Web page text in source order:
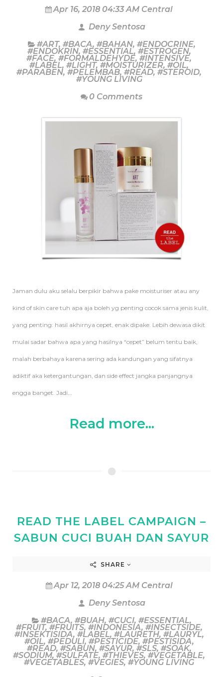
Apr 16, 2018 04:33 AM Central
Deny Sentosa
#ART, #BACA, #BAHAN, #ENDOCRINE,
#ENDOKRIN, #ESSENTIAL, #ESTROGEN,
#FACE, #FORMALDEHYDE, #INTENSIVE,
#LABEL, #LIGHT, #MOISTURIZER, #OIL,
#PARABEN, #PELEMBAB, #READ, #STEROID,
#YOUNG LIVING
0 Comments
Jaman dulu aku selalu berpikir bahwa pake moisturiser atau any
kind of skin care tuh apa aja boleh yg penting cocok sama jenis kulit,
yang penting: hasil akhirnya cepet, enak dipake. Lebih dewasa dikit
mulai sadar bahwa apa yang hasilnya “cepet” belum tentu baik,
malah berbahaya karena sering ada kandungan yang sifatnya
adiktif aka ketergantungan, dan side effect jangka panjangnya
engga banget. Jadi
Read more...
READ THE LABEL CAMPAIGN –
SABUN CUCI BUAH DAN SAYUR
SHARE
Apr 12, 2018 04:25 AM Central
Deny Sentosa
#BACA, #BUAH, #CUCI, #ESSENTIAL,
#FRUIT, #FRUITS, #INDONESIA, #INSECTSIDE,
#INSEKTISIDA, #LABEL, #LAURETH, #LAURYL,
#OIL, #PEDULI, #PESTICIDE, #PESTISIDA,
#READ, #SABUN, #SAYUR, #SLS, #SOAK,
#SODIUM, #SULFATE, #THIEVES, #VEGETABLE,
#VEGETABLES, #VEGIES, #YOUNG LIVING